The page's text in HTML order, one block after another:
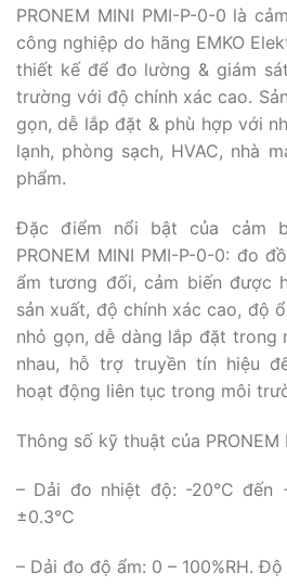
PRONEM MINI PMI-P-0-0 là
công nghiệp do hãng EMKO
thiết kế để đo lường & giám
trường với độ chính xác cao.
gọn, dễ lắp đặt & phù hợp với
lạnh, phòng sạch, HVAC, nhà
phẩm.
Đặc điểm nổi bật của cảm
PRONEM MINI PMI-P-0-0: đo
ẩm tương đối, cảm biến được
sản xuất, độ chính xác cao, độ
nhỏ gọn, dễ dàng lắp đặt trong
nhau, hỗ trợ truyền tín hiệu
hoạt động liên tục trong môi
Thông số kỹ thuật của PRONEM
– Dải đo nhiệt độ: -20°C đến
±0.3°C
– Dải đo độ ẩm: 0 – 100%RH.